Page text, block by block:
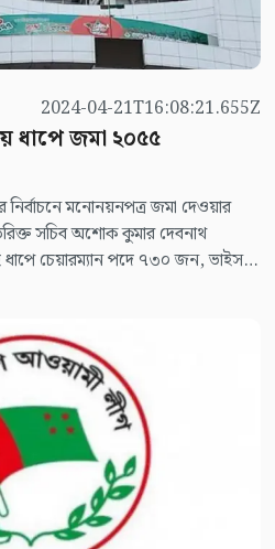
2024-04-21T16:08:21.655Z
ধাপে জমা ২০৫৫
নির্বাচনে মনোনয়নপত্র জমা দেওয়ার
সচিব অশোক কুমার দেবনাথ
চেয়ারম্যান পদে ৭৩০ জন, ভাইস